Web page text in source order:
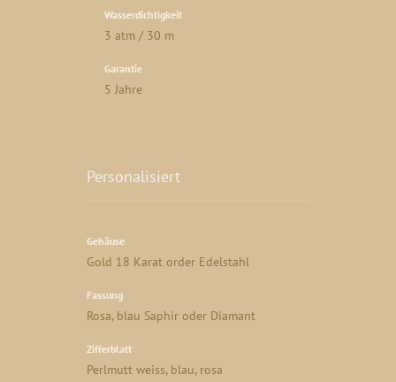
Wasserdichtigkeit
3 atm / 30 m
Garantie
5 Jahre
Personalisiert
Gehäuse
Gold 18 Karat order Edelstahl
Fassung
Rosa, blau Saphir oder Diamant
Zifferblatt
Perlmutt weiss, blau, rosa